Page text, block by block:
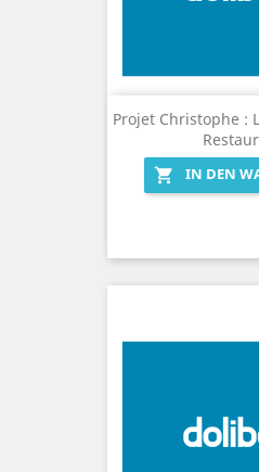
Projet Christophe :

IN DEN